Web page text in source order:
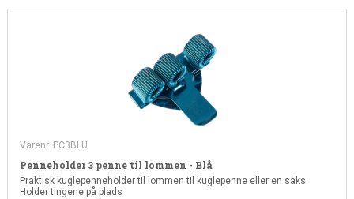
Varenr. PC3BLU
Penneholder 3 penne til lommen - Blå
Praktisk kuglepenneholder til lommen til kuglepenne eller en saks.
Holder tingene på plads